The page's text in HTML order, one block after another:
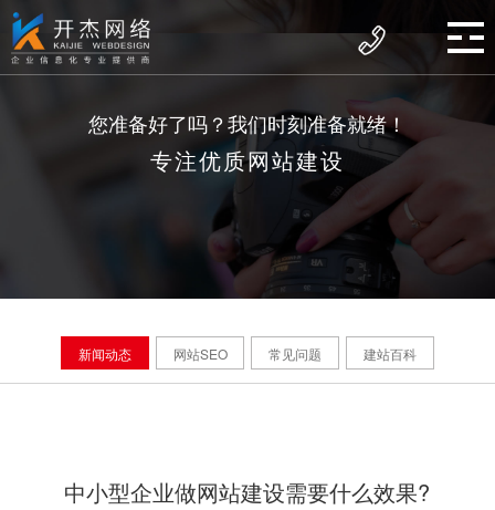
您准备好了吗？我们时刻准备就绪！
专注优质网站建设
新闻动态 网站SEO 常见问题 建站百科
中小型企业做网站建设需要什么效果?